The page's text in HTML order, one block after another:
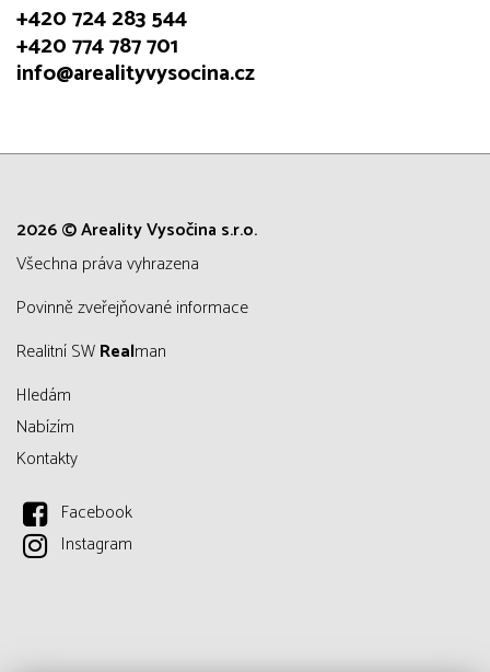
+420 724 283 544
+420 774 787 701
info@arealityvysocina.cz
2026 © Areality Vysočina s.r.o.
všechna práva vyhrazena
Povinně zveřejňované informace
Realitní SWRealman
Hledám
Nabízím
Kontakty
Facebook
Instagram